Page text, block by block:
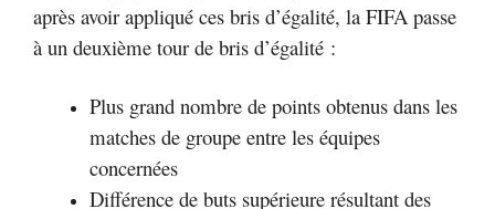
après avoir appliqué ces bris d’égalité, la FIFA passe
à un deuxième tour de bris d’égalité :
Plus grand nombre de points obtenus dans les
matches de groupe entre les équipes
concernées
Différence de buts supérieure résultant des